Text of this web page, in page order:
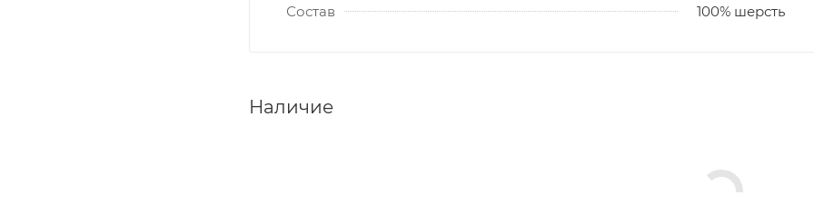
Состав
100% шерсть
Наличие